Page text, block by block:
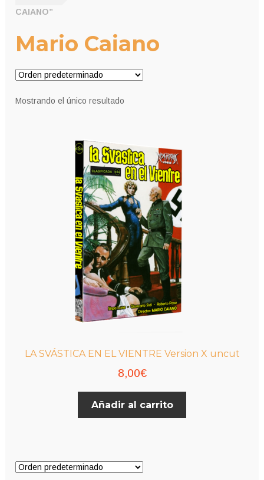
CAIANO”
Mario Caiano
Mostrando el único resultado
LA SVÁSTICA EN EL VIENTRE Version X uncut
8,00€
Añadir al carrito